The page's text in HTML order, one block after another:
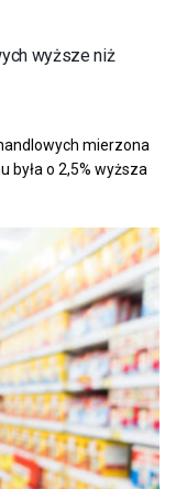
wyższe niż
mierzona
była o 2,5% wyższa